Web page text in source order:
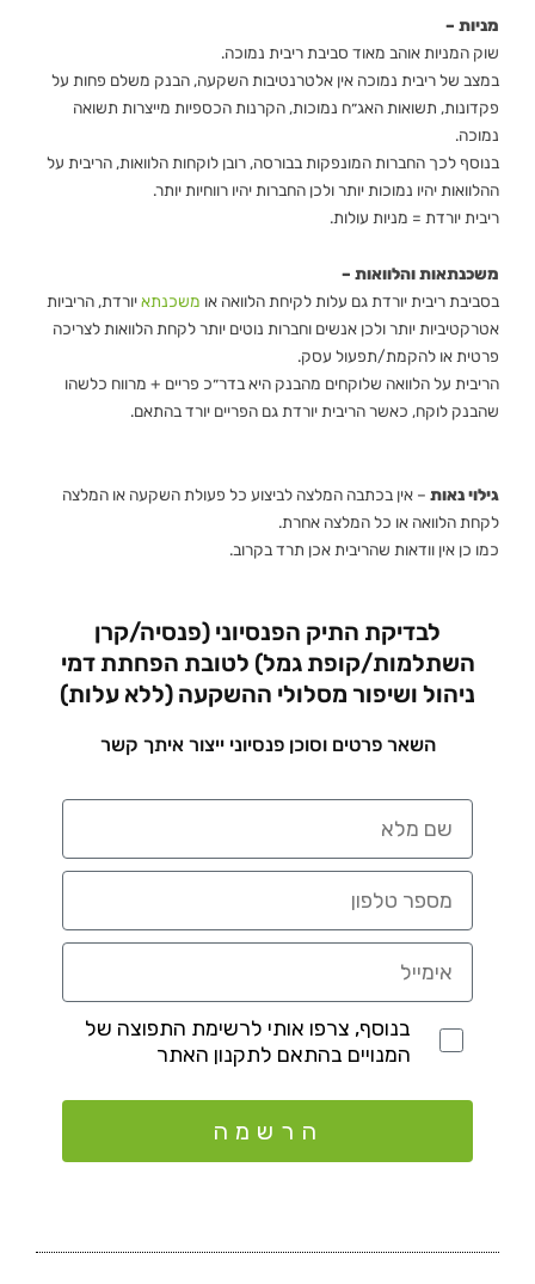
מניות –
שוק המניות אוהב מאוד סביבת ריבית נמוכה.
במצב של ריבית נמוכה אין אלטרנטיבות השקעה, הבנק משלם פחות על
פקדונות, תשואות האג״ח נמוכות, הקרנות הכספיות מייצרות תשואה
נמוכה.
בנוסף לכך החברות המונפקות בבורסה, רובן לוקחות הלוואות, הריבית על
ההלוואות יהיו נמוכות יותר ולכן החברות יהיו רווחיות יותר.
ריבית יורדת = מניות עולות.
משכנתאות והלוואות –
בסביבת ריבית יורדת גם עלות לקיחת הלוואה או משכנתאיורדת, הריביות
אטרקטיביות יותר ולכן אנשים וחברות נוטים יותר לקחת הלוואות לצריכה
פרטית או להקמת/תפעול עסק.
הריבית על הלוואה שלוקחים מהבנק היא בדר״כ פריים + מרווח כלשהו
שהבנק לוקח, כאשר הריבית יורדת גם הפריים יורד בהתאם.
גילוי נאות – אין בכתבה המלצה לביצוע כל פעולת השקעה או המלצה
לקחת הלוואה או כל המלצה אחרת.
כמו כן אין וודאות שהריבית אכן תרד בקרוב.
לבדיקת התיק הפנסיוני (פנסיה/קרן
השתלמות/קופת גמל) לטובת הפחתת דמי
ניהול ושיפור מסלולי ההשקעה (ללא עלות)
השאר פרטים וסוכן פנסיוני ייצור איתך קשר
בנוסף, צרפו אותי לרשימת התפוצה של
המנויים בהתאם לתקנון האתר
הרשמה